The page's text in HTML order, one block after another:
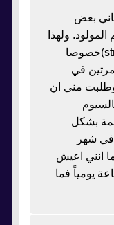
بعض
ولهذا
السبب اعطتني الدكتورة ابر (stroide)خصوصا
في
مني ان
بشكل
شهر
انني اعيش
وفترة الصيام تتعدى ١٧ ساعة يومياً فما